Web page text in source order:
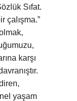
Sıfat.
çalışma.”
karşı
yaşam